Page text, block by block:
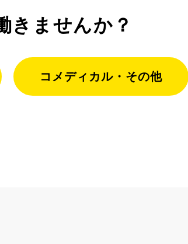
きませんか？
コメディカル・その他